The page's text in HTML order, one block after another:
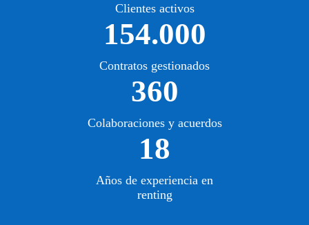
Clientes activos
154.000
Contratos gestionados
360
Colaboraciones y acuerdos
18
Años de experiencia en
renting